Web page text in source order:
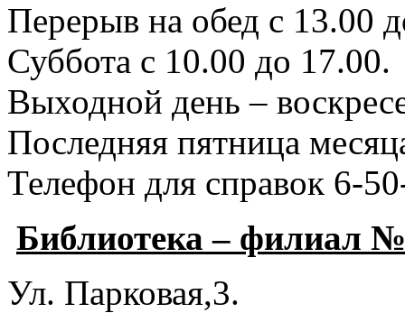
Перерыв на обед с 13.00
Суббота с 10.00 до 17.00.
Выходной день –
Последняя пятница
Телефон для справок 6-
Библиотека – филиал
Ул. Парковая,3.